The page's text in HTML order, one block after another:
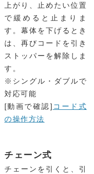
上がり、止めたい位置
で緩めると止まりま
す。幕体を下げるとき
は、再びコードを引き
ストッパーを解除しま
す。
※シングル・ダブルで
対応可能
[動画で確認] コード式
の操作方法
チェーン式
チェーンを引くと、引